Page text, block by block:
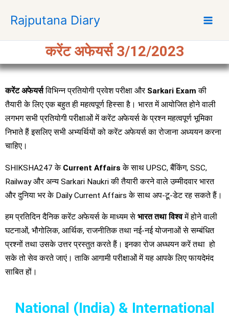
p
o
Rajputana Diary
करेंट अफेयर्स 3/12/2023
करेंट अफेयर्सविभिन्न प्रतियोगी प्रवेश परीक्षा और Sarkari Exam की
तैयारी के लिए एक बहुत ही महत्वपूर्ण हिस्सा है। भारत में आयोजित होने वाली
लगभग सभी प्रतियोगी परीक्षाओं में करेंट अफेयर्स के प्रश्न महत्वपूर्ण भूमिका
निभाते हैं इसलिए सभी अभ्यर्थियों को करेंट अफेयर्स का रोजाना अध्ययन करना
चाहिए।
SHIKSHA247 के Current Affairs के साथ UPSC, बैंकिंग, SSC,
Railway और अन्य Sarkari Naukri की तैयारी करने वाले उम्मीदवार भारत
और दुनिया भर के Daily Current Affairs के साथ अप-टू-डेट रह सकते हैं।
हम प्रतिदिन दैनिक करेंट अफेयर्स के माध्यम से भारत तथा विश्वमें होने वाली
घटनाओं, भौगोलिक, आर्थिक, राजनीतिक तथा नई-नई योजनाओं से सम्बंधित
प्रश्नों तथा उसके उत्तर प्रस्तुत करते हैं। इनका रोज अध्धयन करें तथा हो
सके तो सेव करते जाएं। ताकि आगामी परीक्षाओं में यह आपके लिए फायदेमंद
साबित हों।
National (India) & International